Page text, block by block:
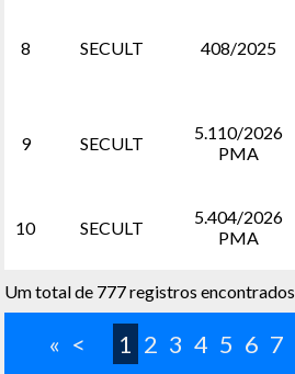
8 SECULT 408/2025
9 SECULT
5.110/2026
PMA
10 SECULT
5.404/2026
PMA
Um total de 777 registros encontrados
« < 1 2 3 4 5 6 7